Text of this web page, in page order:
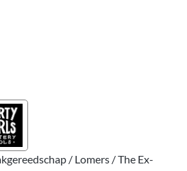
/ Lomers / The Ex-